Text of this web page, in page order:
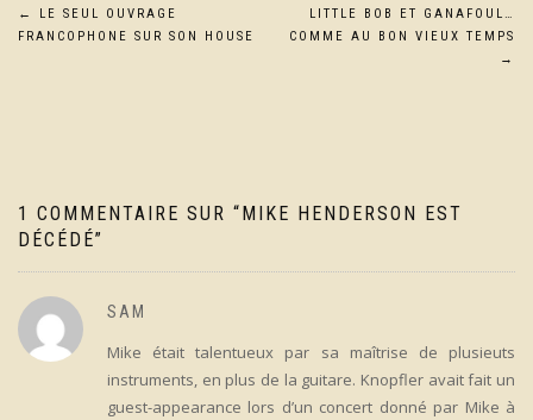
Navigation
←
LE SEUL OUVRAGE
FRANCOPHONE SUR SON HOUSE
LITTLE BOB ET GANAFOUL…
COMME AU BON VIEUX TEMPS
→
1 COMMENTAIRE SUR “MIKE HENDERSON EST
DÉCÉDÉ”
SAM
Mike était talentueux par sa maîtrise de plusieuts
instruments, en plus de la guitare. Knopfler avait fait un
guest-appearance lors d’un concert donné par Mike à